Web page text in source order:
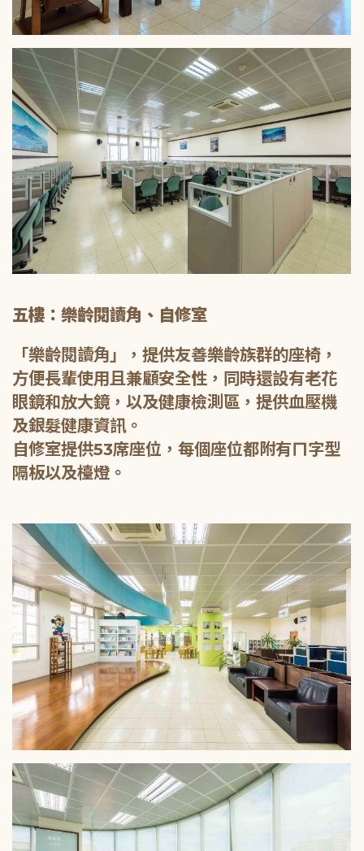
五樓：樂齡閱讀角、自修室
「樂齡閱讀角」，提供友善樂齡族群的座椅，
方便長輩使用且兼顧安全性，同時還設有老花
眼鏡和放大鏡，以及健康檢測區，提供血壓機
及銀髮健康資訊。
自修室提供53席座位，每個座位都附有ㄇ字型